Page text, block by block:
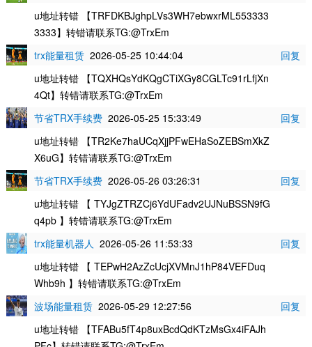
u地址转错 【TRFDKBJghpLVs3WH7ebwxrML553333
3333】转错请联系TG:@TrxEm
trx能量租赁 2026-05-25 10:44:04
回复
u地址转错 【TQXHQsYdKQgCTiXGy8CGLTc91rLfjXn
4Qt】转错请联系TG:@TrxEm
节省TRX手续费 2026-05-25 15:33:49
回复
u地址转错 【TR2Ke7haUCqXjjPFwEHaSoZEBSmXkZ
X6uG】转错请联系TG:@TrxEm
节省TRX手续费 2026-05-26 03:26:31
回复
u地址转错 【 TYJgZTRZCj6YdUFadv2UJNuBSSN9fG
q4pb 】转错请联系TG:@TrxEm
trx能量机器人 2026-05-26 11:53:33
回复
u地址转错 【 TEPwH2AzZcUcjXVMnJ1hP84VEFDuq
Whb9h 】转错请联系TG:@TrxEm
波场能量租赁 2026-05-29 12:27:56
回复
u地址转错 【TFABu5fT4p8uxBcdQdKTzMsGx4iFAJh